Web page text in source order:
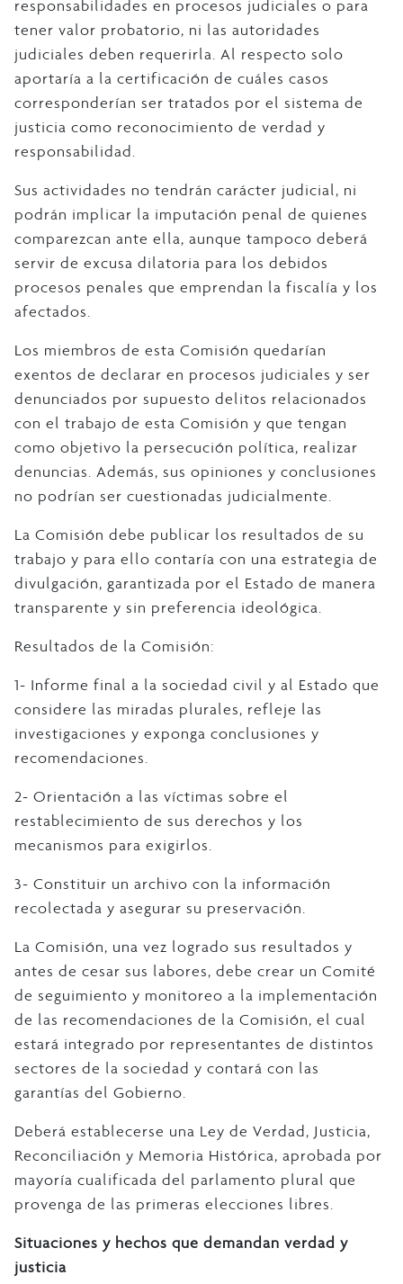
responsabilidades en procesos judiciales o para
tener valor probatorio, ni las autoridades
judiciales deben requerirla. Al respecto solo
aportaría a la certificación de cuáles casos
corresponderían ser tratados por el sistema de
justicia como reconocimiento de verdad y
responsabilidad.
Sus actividades no tendrán carácter judicial, ni
podrán implicar la imputación penal de quienes
comparezcan ante ella, aunque tampoco deberá
servir de excusa dilatoria para los debidos
procesos penales que emprendan la fiscalía y los
afectados.
Los miembros de esta Comisión quedarían
exentos de declarar en procesos judiciales y ser
denunciados por supuesto delitos relacionados
con el trabajo de esta Comisión y que tengan
como objetivo la persecución política, realizar
denuncias. Además, sus opiniones y conclusiones
no podrían ser cuestionadas judicialmente.
La Comisión debe publicar los resultados de su
trabajo y para ello contaría con una estrategia de
divulgación, garantizada por el Estado de manera
transparente y sin preferencia ideológica.
Resultados de la Comisión:
1- Informe final a la sociedad civil y al Estado que
considere las miradas plurales, refleje las
investigaciones y exponga conclusiones y
recomendaciones.
2- Orientación a las víctimas sobre el
restablecimiento de sus derechos y los
mecanismos para exigirlos.
3- Constituir un archivo con la información
recolectada y asegurar su preservación.
La Comisión, una vez logrado sus resultados y
antes de cesar sus labores, debe crear un Comité
de seguimiento y monitoreo a la implementación
de las recomendaciones de la Comisión, el cual
estará integrado por representantes de distintos
sectores de la sociedad y contará con las
garantías del Gobierno.
Deberá establecerse una Ley de Verdad, Justicia,
Reconciliación y Memoria Histórica, aprobada por
mayoría cualificada del parlamento plural que
provenga de las primeras elecciones libres.
Situaciones y hechos que demandan verdad y
justicia